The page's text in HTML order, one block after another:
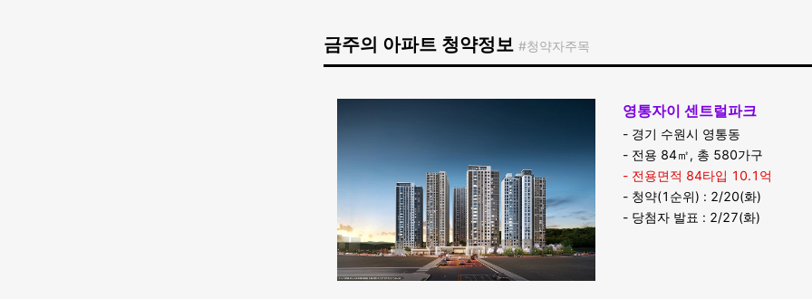
금주의 아파트 청약정보 #청약자주목
영통자이 센트럴파크
- 경기 수원시 영통동
- 전용 84㎡, 총 580가구
- 전용면적 84타입 10.1억
- 청약(1순위) : 2/20(화)
- 당첨자 발표 : 2/27(화)